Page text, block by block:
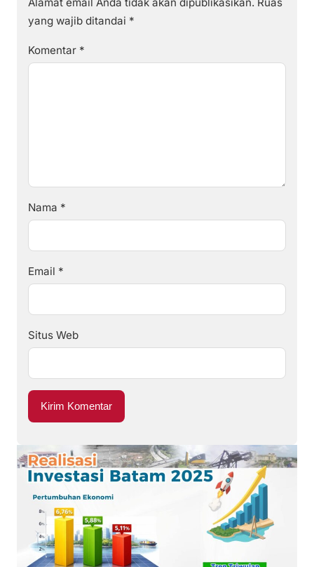
Alamat email Anda tidak akan dipublikasikan. Ruas
yang wajib ditandai *
Komentar *
Nama *
Email *
Situs Web